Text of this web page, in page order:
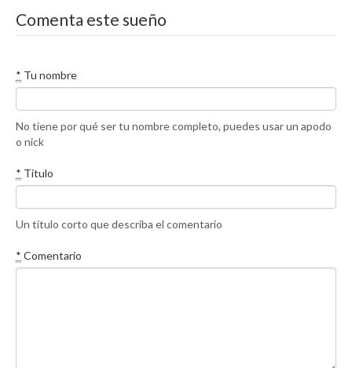
Comenta este sueño
* Tu nombre
No tiene por qué ser tu nombre completo, puedes usar un apodo
o nick
* Título
Un título corto que describa el comentario
* Comentario